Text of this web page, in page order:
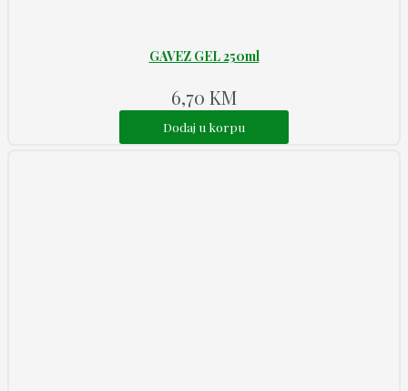
GAVEZ GEL 250ml
6,70 KM
Dodaj u korpu